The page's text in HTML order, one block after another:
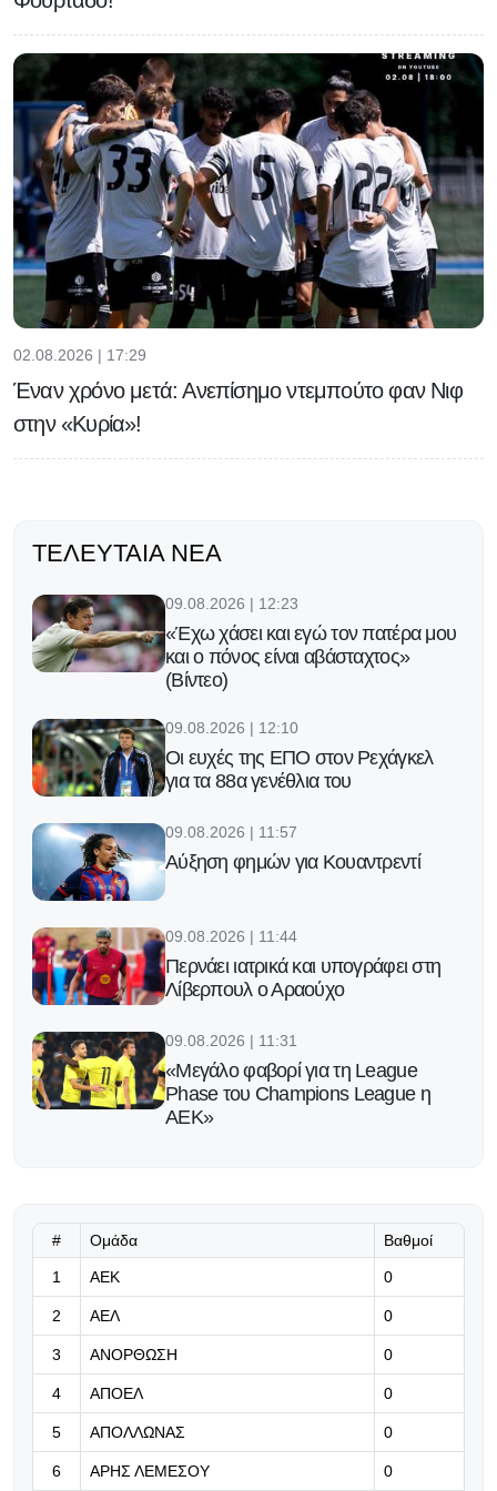
02.08.2026 | 17:29
Έναν χρόνο μετά: Ανεπίσημο ντεμπούτο φαν Νιφ
στην «Κυρία»!
ΤΕΛΕΥΤΑΊΑ ΝΈΑ
09.08.2026 | 12:23
«Έχω χάσει και εγώ τον πατέρα μου
και ο πόνος είναι αβάσταχτος»
(Βίντεο)
09.08.2026 | 12:10
Οι ευχές της ΕΠΟ στον Ρεχάγκελ
για τα 88α γενέθλια του
09.08.2026 | 11:57
Αύξηση φημών για Κουαντρεντί
09.08.2026 | 11:44
Περνάει ιατρικά και υπογράφει στη
Λίβερπουλ ο Αραούχο
09.08.2026 | 11:31
«Μεγάλο φαβορί για τη League
Phase του Champions League η
ΑΕΚ»
Shanghai Masters: Η επιστροφή
09.08.2026 | 10:52
«Κλείνει» το πρόγραμμα των
φιλικών
09.08.2026 | 10:39
# Ομάδα Βαθμοί
1 ΑΕΚ 0
2 ΑΕΛ 0
3 ΑΝΟΡΘΩΣΗ 0
4 ΑΠΟΕΛ 0
5 ΑΠΟΛΛΩΝΑΣ 0
6 ΑΡΗΣ ΛΕΜΕΣΟΥ 0